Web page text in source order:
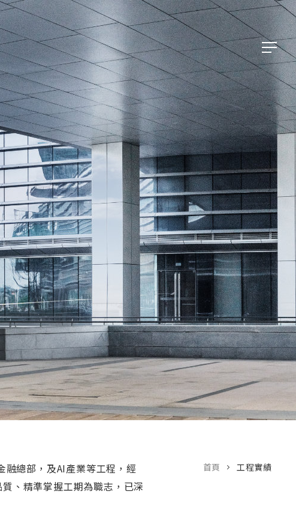
總部，及AI產業等工程，經
、精準掌握工期為職志，已深
首頁 工程實績